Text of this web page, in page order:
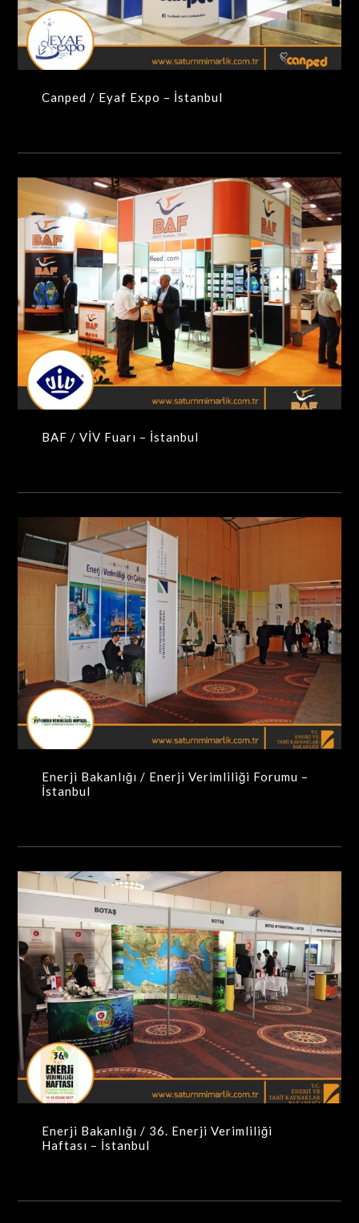
MAXIMA-MODÜLER STANDLAR
Canped / Eyaf Expo – İstanbul
BAF / VİV Fuarı – İstanbul
MAXIMA-MODÜLER STANDLAR
BAF / VİV Fuarı – İstanbul
Enerji Bakanlığı / Enerji Verimliliği Forumu –
İstanbul
MAXIMA-MODÜLER STANDLAR
Enerji Bakanlığı / Enerji Verimliliği Forumu –
İstanbul
Enerji Bakanlığı / 36. Enerji Verimliliği Haftası –
İstanbul
MAXIMA-MODÜLER STANDLAR
Enerji Bakanlığı / 36. Enerji Verimliliği
Haftası – İstanbul